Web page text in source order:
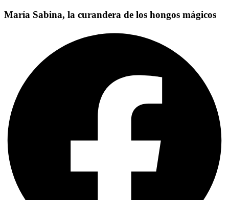
María Sabina, la curandera de los hongos mágicos